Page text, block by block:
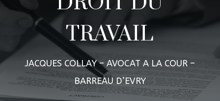
TRAVAIL
JACQUES COLLAY – AVOCAT A LA COUR –
BARREAU D’EVRY